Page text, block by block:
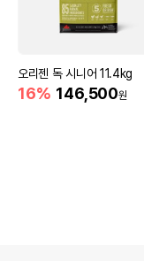
오리젠 독 시니어 11.4kg
16% 146,500원